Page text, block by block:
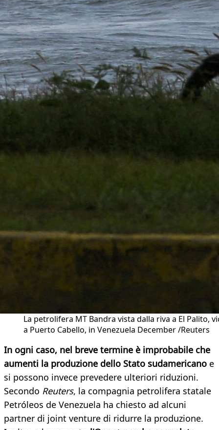
La petrolifera MT Bandra vista dalla riva a El Palito,
a Puerto Cabello, in Venezuela December /Reuters
In ogni caso, nel breve termine è improbabile che
aumenti la produzione dello Stato sudamericano e
si possono invece prevedere ulteriori riduzioni.
Secondo Reuters, la compagnia petrolifera statale
Petróleos de Venezuela ha chiesto ad alcuni
partner di joint venture di ridurre la produzione.